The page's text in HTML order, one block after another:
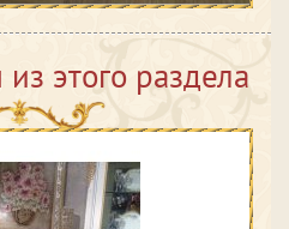
этого раздела